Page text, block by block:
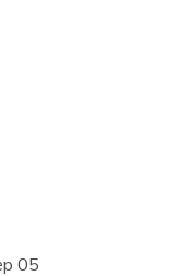
05